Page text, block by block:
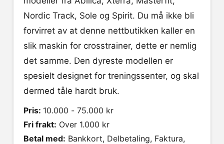
Nordic Track, Sole og Spirit. Du må ikke bli
forvirret av at denne nettbutikken kaller en
slik maskin for crosstrainer, dette er nemlig
det samme. Den dyreste modellen er
spesielt designet for treningssenter, og skal
dermed tåle hardt bruk.
Pris: 10.000 - 75.000 kr
Fri frakt: Over 1.000 kr
Betal med: